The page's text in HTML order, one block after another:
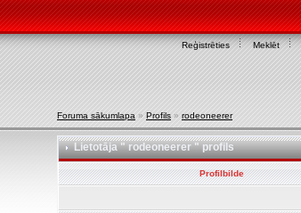
Reģistrēties Meklēt
Foruma sākumlapa » Profils » rodeoneerer
Lietotāja " rodeoneerer " profils
Profilbilde